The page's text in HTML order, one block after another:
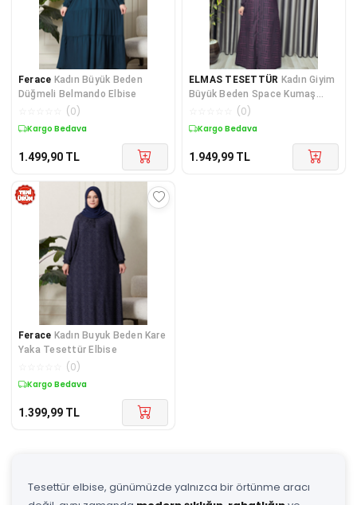
Ferace Kadın Büyük Beden
Düğmeli Belmando Elbise
(0)
Kargo Bedava
1.499,90 TL
ELMAS TESETTÜR Kadın Giyim
Büyük Beden Space Kumaş
Labirent Desen Düğmeli Gömlek
(0)
Kargo Bedava
1.949,99 TL
Ferace Kadın Buyuk Beden Kare
Yaka Tesettür Elbise
(0)
Kargo Bedava
1.399,99 TL
Tesettür elbise, günümüzde yalnızca bir örtünme aracı